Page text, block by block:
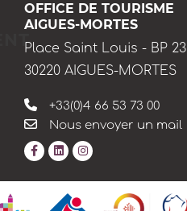
OFFICE DE TOURISME
AIGUES-MORTES
Place Saint Louis - BP 23
30220 AIGUES-MORTES
+33(0)4 66 53 73 00
Nous envoyer un mail